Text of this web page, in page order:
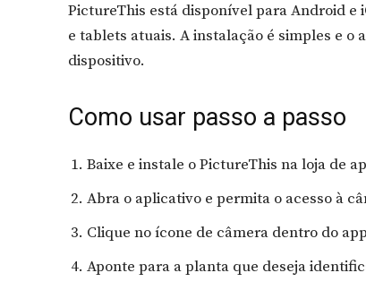
PictureThis está disponível para Android e
e tablets atuais. A instalação é simples e
dispositivo.
Como usar passo a passo
Baixe e instale o PictureThis na loja de
Abra o aplicativo e permita o acesso à
Clique no ícone de câmera dentro do
Aponte para a planta que deseja